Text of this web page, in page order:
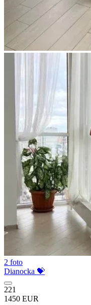
2 foto
Dianocka 💝
221
1450 EUR